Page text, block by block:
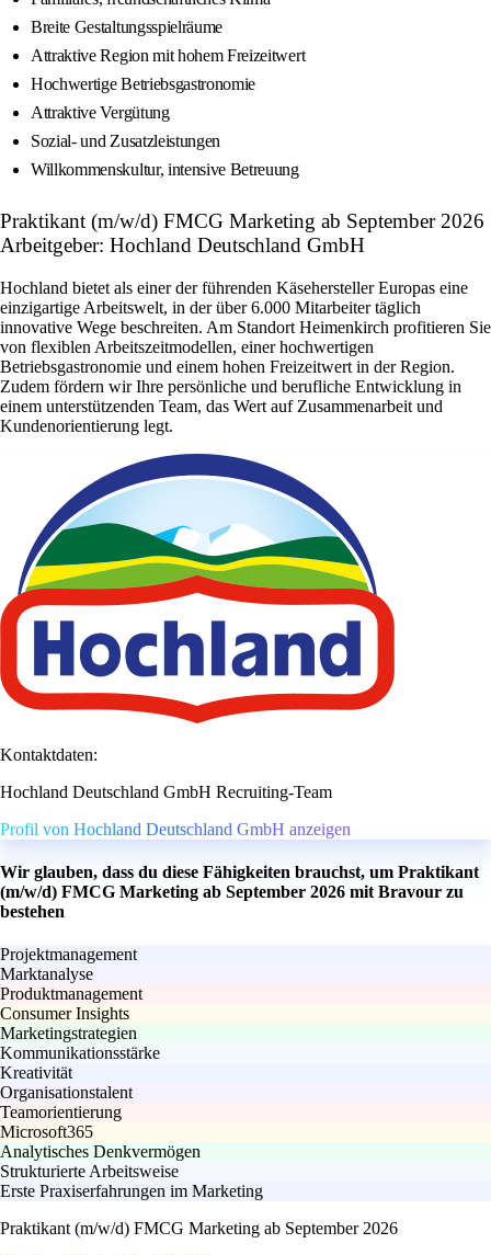
Breite Gestaltungsspielräume
Attraktive Region mit hohem Freizeitwert
Hochwertige Betriebsgastronomie
Attraktive Vergütung
Sozial- und Zusatzleistungen
Willkommenskultur, intensive Betreuung
Praktikant (m/w/d) FMCG Marketing ab September 2026
Arbeitgeber: Hochland Deutschland GmbH
Hochland bietet als einer der führenden Käsehersteller Europas eine
einzigartige Arbeitswelt, in der über 6.000 Mitarbeiter täglich
innovative Wege beschreiten. Am Standort Heimenkirch profitieren Sie
von flexiblen Arbeitszeitmodellen, einer hochwertigen
Betriebsgastronomie und einem hohen Freizeitwert in der Region.
Zudem fördern wir Ihre persönliche und berufliche Entwicklung in
einem unterstützenden Team, das Wert auf Zusammenarbeit und
Kundenorientierung legt.
Kontaktdaten:
Hochland Deutschland GmbH Recruiting-Team
Profil von Hochland Deutschland GmbH anzeigen
Wir glauben, dass du diese Fähigkeiten brauchst, um Praktikant
(m/w/d) FMCG Marketing ab September 2026 mit Bravour zu
bestehen
Projektmanagement
Marktanalyse
Produktmanagement
Consumer Insights
Marketingstrategien
Kommunikationsstärke
Kreativität
Organisationstalent
Teamorientierung
Microsoft365
Analytisches Denkvermögen
Strukturierte Arbeitsweise
Erste Praxiserfahrungen im Marketing
Praktikant (m/w/d) FMCG Marketing ab September 2026